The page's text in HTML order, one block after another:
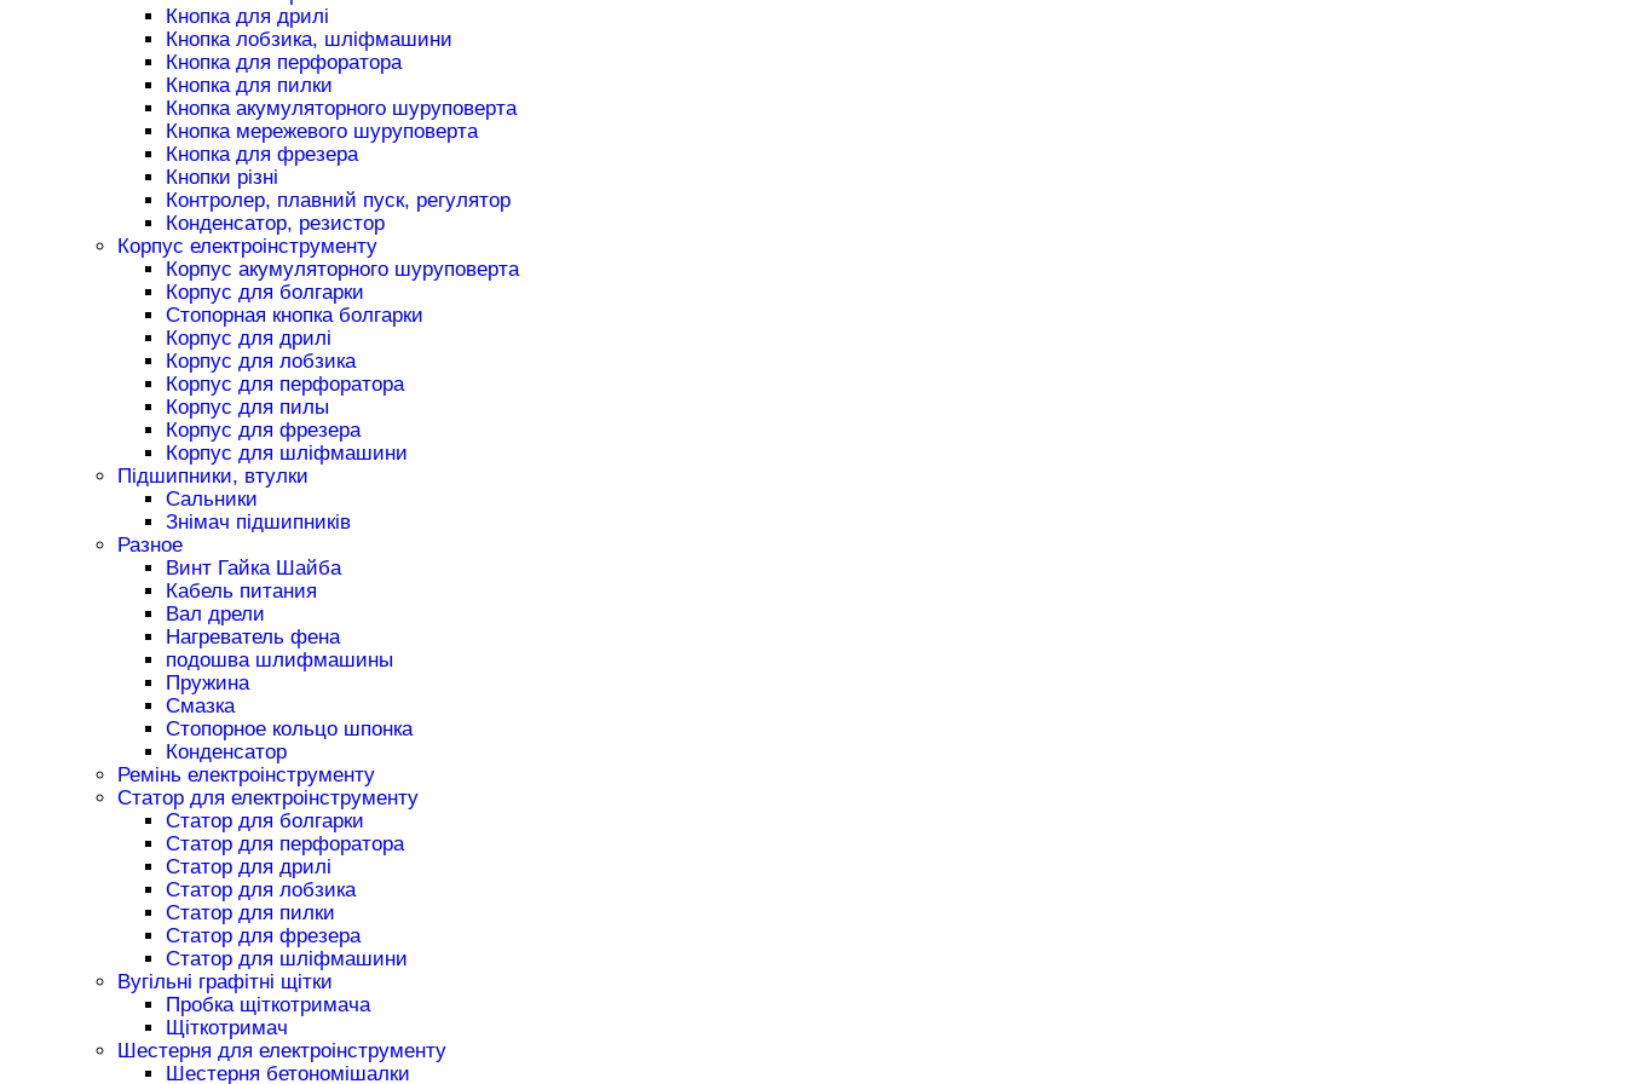
Кнопка для дрилі
Кнопка лобзика, шліфмашини
Кнопка для перфоратора
Кнопка для пилки
Кнопка акумуляторного шуруповерта
Кнопка мережевого шуруповерта
Кнопка для фрезера
Кнопки різні
Контролер, плавний пуск, регулятор
Конденсатор, резистор
Корпус електроінструменту
Корпус акумуляторного шуруповерта
Корпус для болгарки
Стопорная кнопка болгарки
Корпус для дрилі
Корпус для лобзика
Корпус для перфоратора
Корпус для пилы
Корпус для фрезера
Корпус для шліфмашини
Підшипники, втулки
Сальники
Знімач підшипників
Разное
Винт Гайка Шайба
Кабель питания
Вал дрели
Нагреватель фена
подошва шлифмашины
Пружина
Смазка
Стопорное кольцо шпонка
Конденсатор
Ремінь електроінструменту
Статор для електроінструменту
Статор для болгарки
Статор для перфоратора
Статор для дрилі
Статор для лобзика
Статор для пилки
Статор для фрезера
Статор для шліфмашини
Вугільні графітні щітки
Пробка щіткотримача
Щіткотримач
Шестерня для електроінструменту
Шестерня бетономішалки